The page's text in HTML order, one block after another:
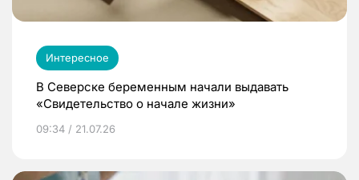
Интересное
В Северске беременным начали выдавать
«Свидетельство о начале жизни»
09:34 / 21.07.26